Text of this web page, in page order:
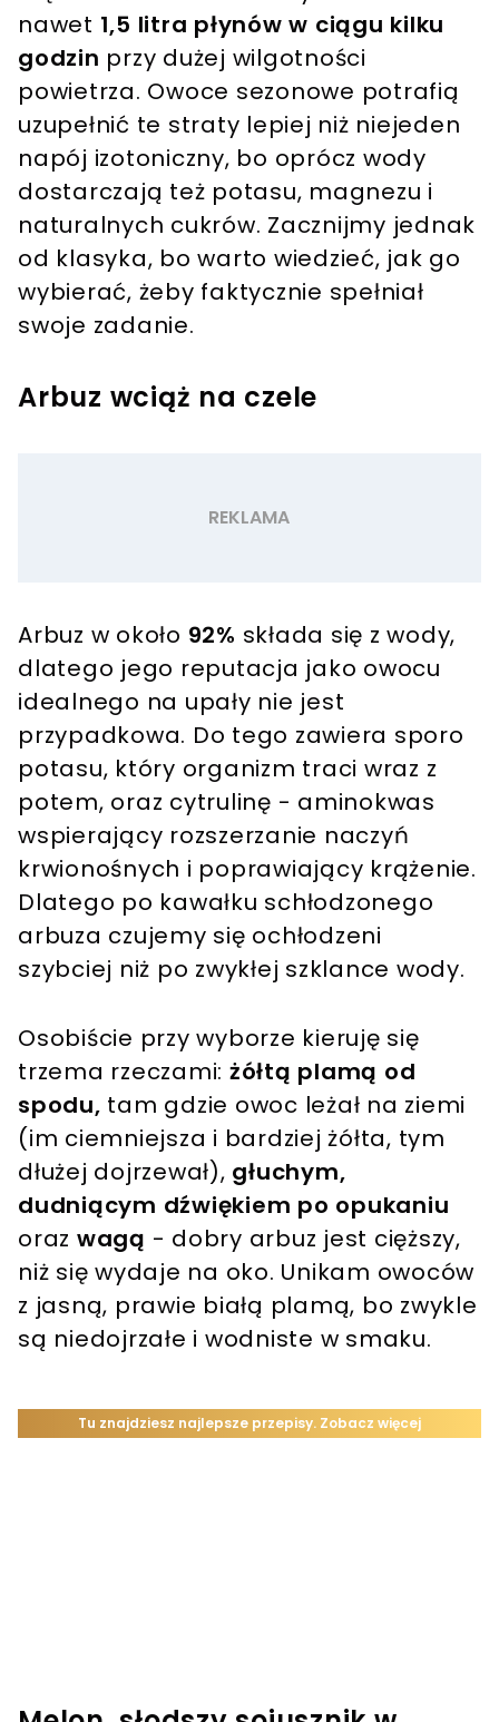
nawet 1,5 litra płynów w ciągu kilku
godzin przy dużej wilgotności
powietrza. Owoce sezonowe potrafią
uzupełnić te straty lepiej niż niejeden
napój izotoniczny, bo oprócz wody
dostarczają też potasu, magnezu i
naturalnych cukrów. Zacznijmy jednak
od klasyka, bo warto wiedzieć, jak go
wybierać, żeby faktycznie spełniał
swoje zadanie.
Arbuz wciąż na czele
Arbuz w około 92% składa się z wody,
dlatego jego reputacja jako owocu
idealnego na upały nie jest
przypadkowa. Do tego zawiera sporo
potasu, który organizm traci wraz z
potem, oraz cytrulinę - aminokwas
wspierający rozszerzanie naczyń
krwionośnych i poprawiający krążenie.
Dlatego po kawałku schłodzonego
arbuza czujemy się ochłodzeni
szybciej niż po zwykłej szklance wody.
Osobiście przy wyborze kieruję się
trzema rzeczami: żółtą plamą od
spodu, tam gdzie owoc leżał na ziemi
(im ciemniejsza i bardziej żółta, tym
dłużej dojrzewał), głuchym,
dudniącym dźwiękiem po opukaniu
oraz wagą - dobry arbuz jest cięższy,
niż się wydaje na oko. Unikam owoców
z jasną, prawie białą plamą, bo zwykle
są niedojrzałe i wodniste w smaku.